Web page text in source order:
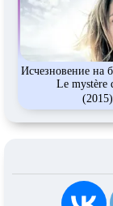
Исчезновение на
Le mystère
(2015)